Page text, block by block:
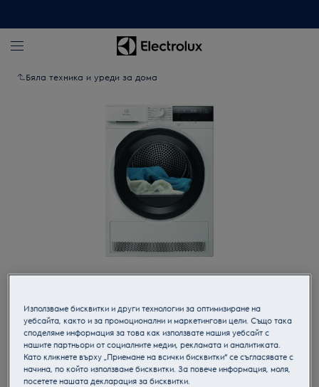
Бяла техника и уреди за дома
Кликнете, за да увеличите.
EW6D38CBE
Сушилня с термопомпа
Използваме бисквитки и други технологии за оптимизиране на
уебсайта, както и за промоционални и маркетингови цели. Също така
споделяме информация за това как използвате нашия уебсайт с
нашите партньори от социалните медии, рекламата и аналитиката.
Като кликнете върху „Приемане на всички бисквитки“ се съгласявате с
начина, по който използваме бисквитки. За повече информация, моля,
посетете нашата декларация за бисквитки.